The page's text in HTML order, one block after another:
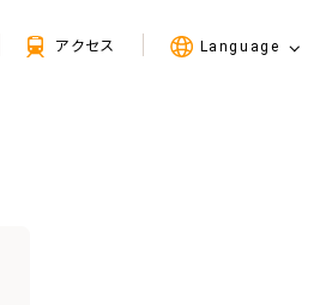
アクセス Language